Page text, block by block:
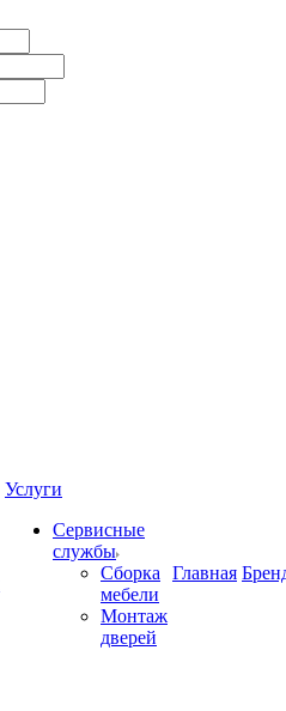
Услуги
Сервисные
службы
Сборка
мебели
Монтаж
дверей
Главная